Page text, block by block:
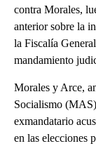
contra Morales,
anterior sobre la
la Fiscalía
mandamiento
Morales y Arce,
Socialismo
exmandatario
en las elecciones